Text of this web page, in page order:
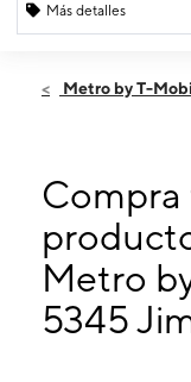
Más detalles
Domingo:11:00 a.
Jueves:
10:00 a.
Viernes: 10:00 a.
Sábado:10:00 a.
5345 Jimmy Carter
Metro by T-
Metro
5345